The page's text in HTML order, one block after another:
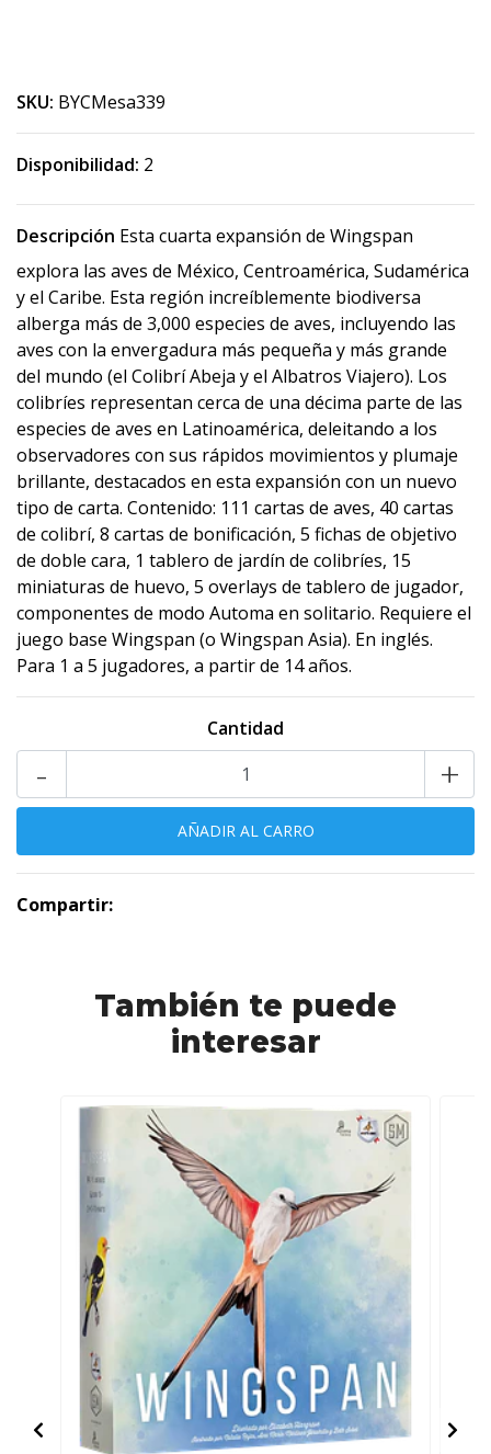
SKU: BYCMesa339
Disponibilidad: 2
Descripción Esta cuarta expansión de Wingspan
explora las aves de México, Centroamérica, Sudamérica
y el Caribe. Esta región increíblemente biodiversa
alberga más de 3,000 especies de aves, incluyendo las
aves con la envergadura más pequeña y más grande
del mundo (el Colibrí Abeja y el Albatros Viajero). Los
colibríes representan cerca de una décima parte de las
especies de aves en Latinoamérica, deleitando a los
observadores con sus rápidos movimientos y plumaje
brillante, destacados en esta expansión con un nuevo
tipo de carta. Contenido: 111 cartas de aves, 40 cartas
de colibrí, 8 cartas de bonificación, 5 fichas de objetivo
de doble cara, 1 tablero de jardín de colibríes, 15
miniaturas de huevo, 5 overlays de tablero de jugador,
componentes de modo Automa en solitario. Requiere el
juego base Wingspan (o Wingspan Asia). En inglés.
Para 1 a 5 jugadores, a partir de 14 años.
Cantidad
+
-
Compartir:
También te puede
interesar